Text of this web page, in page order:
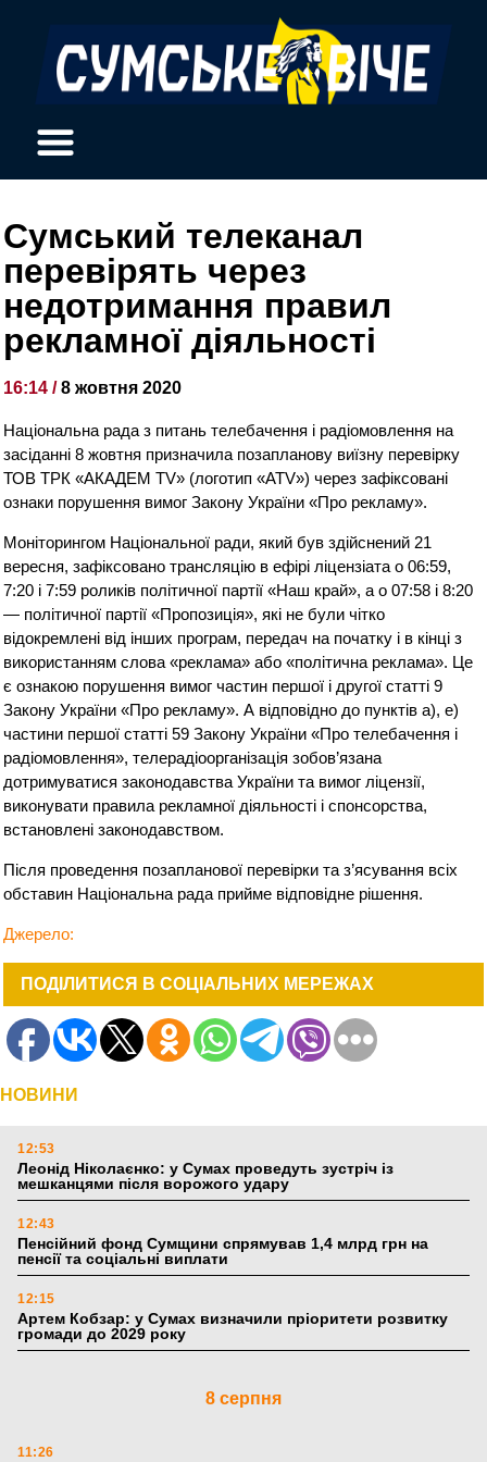
Сумський телеканал
перевірять через
недотримання правил
рекламної діяльності
16:14 /8 жовтня 2020
Національна рада з питань телебачення і радіомовлення на
засіданні 8 жовтня призначила позапланову виїзну перевірку
ТОВ ТРК «АКАДЕМ TV» (логотип «ATV») через зафіксовані
ознаки порушення вимог Закону України «Про рекламу».
Моніторингом Національної ради, який був здійснений 21
вересня, зафіксовано трансляцію в ефірі ліцензіата о 06:59,
7:20 і 7:59 роликів політичної партії «Наш край», а о 07:58 і 8:20
— політичної партії «Пропозиція», які не були чітко
відокремлені від інших програм, передач на початку і в кінці з
використанням слова «реклама» або «політична реклама». Це
є ознакою порушення вимог частин першої і другої статті 9
Закону України «Про рекламу». А відповідно до пунктів а), е)
частини першої статті 59 Закону України «Про телебачення і
радіомовлення», телерадіоорганізація зобов’язана
дотримуватися законодавства України та вимог ліцензії,
виконувати правила рекламної діяльності і спонсорства,
встановлені законодавством.
Після проведення позапланової перевірки та з’ясування всіх
обставин Національна рада прийме відповідне рішення.
Джерело:
ПОДІЛИТИСЯ В СОЦІАЛЬНИХ МЕРЕЖАХ
НОВИНИ
12:53
Леонід Ніколаєнко: у Сумах проведуть зустріч із
мешканцями після ворожого удару
12:43
Пенсійний фонд Сумщини спрямував 1,4 млрд грн на
пенсії та соціальні виплати
12:15
Артем Кобзар: у Сумах визначили пріоритети розвитку
громади до 2029 року
8 серпня
11:26